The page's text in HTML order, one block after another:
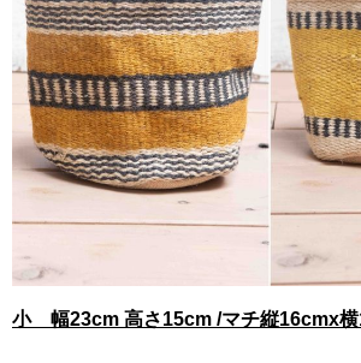
小 幅23cm 高さ15cm /マチ縦16cmx